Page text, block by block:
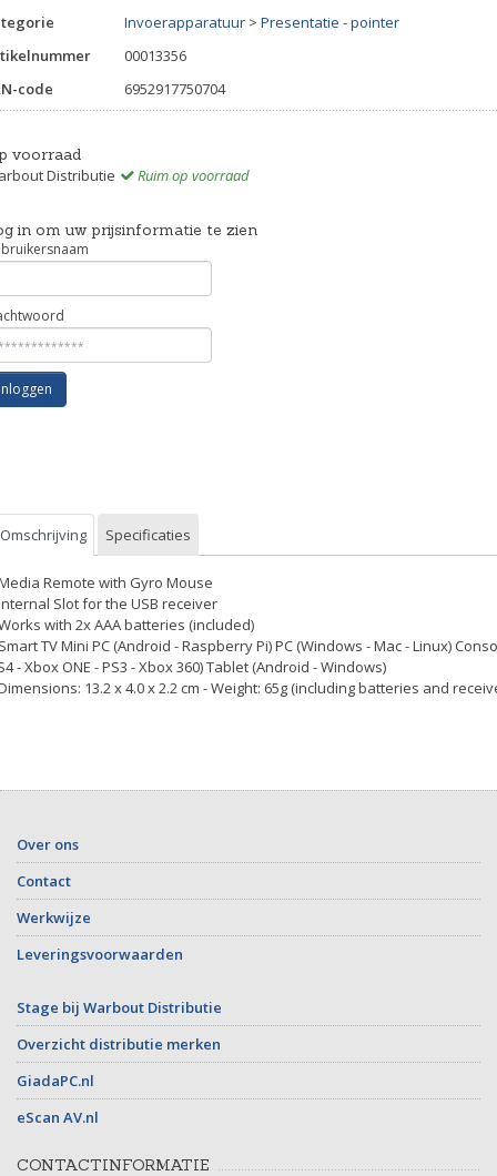
Invoerapparatuur > Presentatie - pointer
00013356
code
6952917750704
voorraad
Distributie
Ruim op voorraad
in om uw prijsinformatie te zien
Omschrijving Specificaties
Remote with Gyro Mouse
Slot for the USB receiver
with 2x AAA batteries (included)
TV Mini PC (Android - Raspberry Pi) PC (Windows - Mac - Linux)
- Xbox ONE - PS3 - Xbox 360) Tablet (Android - Windows)
13.2 x 4.0 x 2.2 cm - Weight: 65g (including batteries and
Over ons
Contact
Werkwijze
Leveringsvoorwaarden
Stage bij Warbout Distributie
Overzicht distributie merken
GiadaPC.nl
eScan AV.nl
CONTACTINFORMATIE